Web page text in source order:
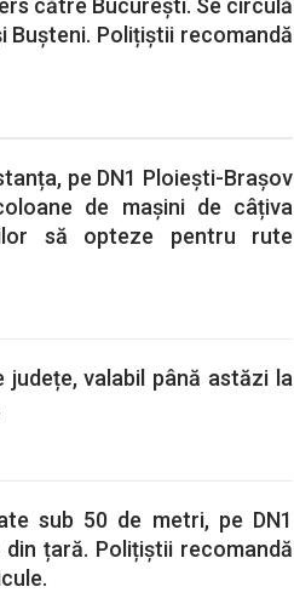
către București. Se circulă
Bușteni. Polițiștii recomandă
pe DN1 Ploiești-Brașov
de mașini de câțiva
să opteze pentru rute
valabil până astăzi la
sub 50 de metri, pe DN1
țară. Polițiștii recomandă